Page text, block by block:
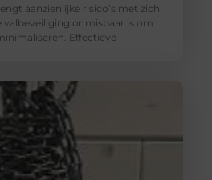
aanzienlijke risico’s met zich
valbeveiliging onmisbaar is om
Effectieve